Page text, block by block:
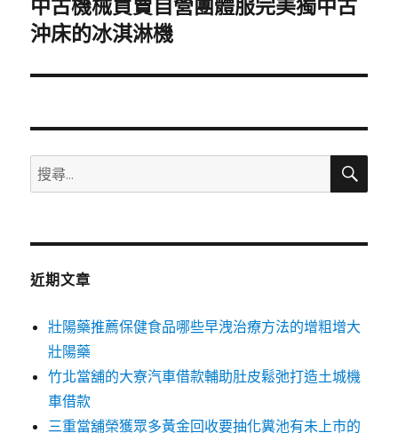
下
一
文
中古機械買賣自營團體服完美獨中古
沖床的冰淇淋機
搜
尋
鍵
搜
近期文章
壯陽藥推薦保健食品哪些早洩治療方法的增粗增大
壯陽藥
竹北當舖的大寮汽車借款輔助肚皮鬆弛打造土城機
車借款
三重當舖榮獲眾多黃金回收要抽化糞池有未上市的